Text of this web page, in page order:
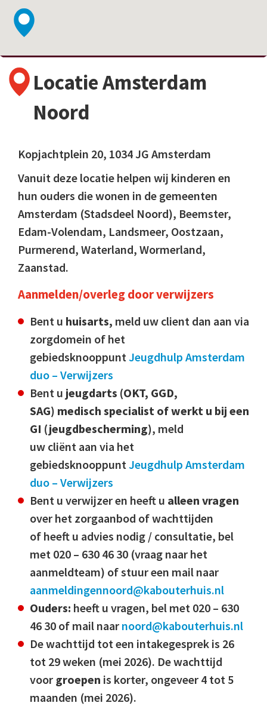
Locatie Amsterdam
Noord
Kopjachtplein 20, 1034 JG Amsterdam
Vanuit deze locatie helpen wij kinderen en
hun ouders die wonen in de gemeenten
Amsterdam (Stadsdeel Noord), Beemster,
Edam-Volendam, Landsmeer, Oostzaan,
Purmerend, Waterland, Wormerland,
Zaanstad.
Aanmelden/overleg door verwijzers
Bent u huisarts, meld uw client dan aan via
zorgdomein of het
gebiedsknooppuntJeugdhulp Amsterdam
duo – Verwijzers
Bent u jeugdarts (OKT, GGD,
SAG) medisch specialist of werkt u bij een
GI (jeugdbescherming), meld
uw cliënt aan via het
gebiedsknooppuntJeugdhulp Amsterdam
duo – Verwijzers
Bent u verwijzer en heeft u alleen vragen
over het zorgaanbod of wachttijden
of heeft u advies nodig / consultatie, bel
met 020 – 630 46 30 (vraag naar het
aanmeldteam) of stuur een mail naar
aanmeldingennoord@kabouterhuis.nl
Ouders: heeft u vragen, bel met 020 – 630
46 30 of mail naar noord@kabouterhuis.nl
De wachttijd tot een intakegesprek is 26
tot 29 weken (mei 2026). De wachttijd
voor groepen is korter, ongeveer 4 tot 5
maanden (mei 2026).